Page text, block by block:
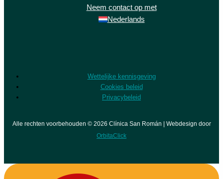
Neem contact op met
Nederlands
Wettelijke kennisgeving
Cookies beleid
Privacybeleid
Alle rechten voorbehouden © 2026 Clínica San Román | Webdesign door
OrbitaClick